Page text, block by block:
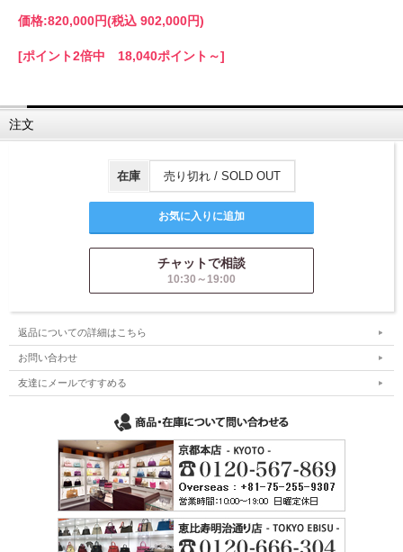
価格:820,000円(税込 902,000円)
[ポイント2倍中 18,040ポイント～]
注文
在庫 売り切れ / SOLD OUT
チャットで相談
10:30～19:00
返品についての詳細はこちら
お問い合わせ
友達にメールですすめる